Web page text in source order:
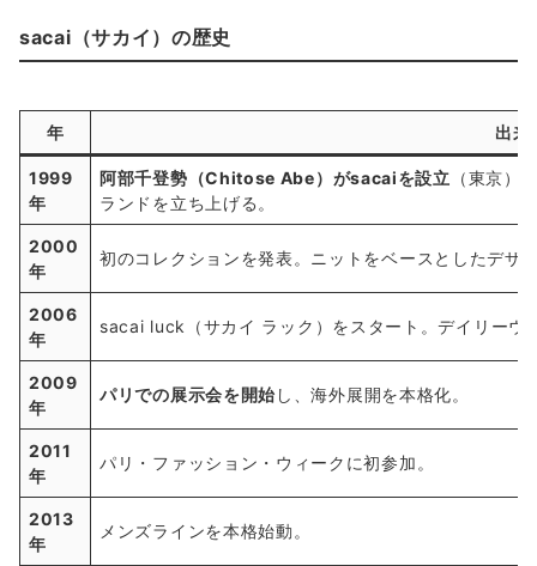
sacai（サカイ）の歴史
年 出来
1999
年
阿部千登勢（Chitose Abe）がsacaiを設立 （東京）
ランドを立ち上げる。
2000
年
初のコレクションを発表。ニットをベースとしたデザ
2006
年
sacai luck（サカイ ラック）をスタート。デイリーウ
2009
年
パリでの展示会を開始 し、海外展開を本格化。
2011
年
パリ・ファッション・ウィークに初参加。
2013
年
メンズラインを本格始動。